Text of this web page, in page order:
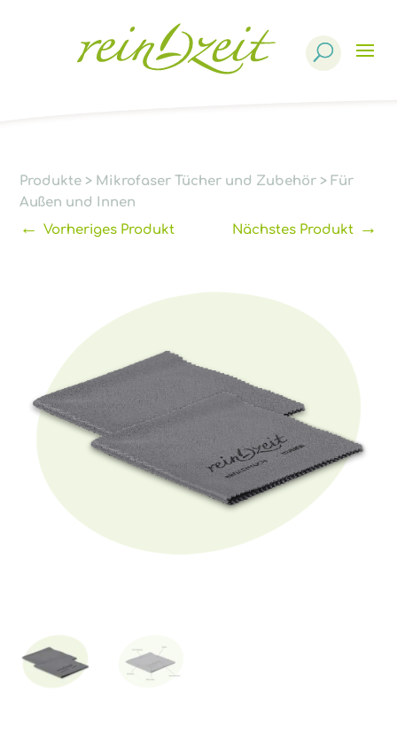
Produkte > Mikrofaser Tücher und Zubehör > Für
Außen und Innen
←Vorheriges Produkt Nächstes Produkt→